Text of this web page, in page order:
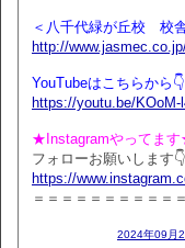
＜八千代緑が丘校 校
http://
YouTubeはこちらから👇
https://youtu.be/KOoM-
★Instagramやってま
フォローお願いします👇
https://
＝＝＝＝＝＝＝＝＝＝
2024年09月